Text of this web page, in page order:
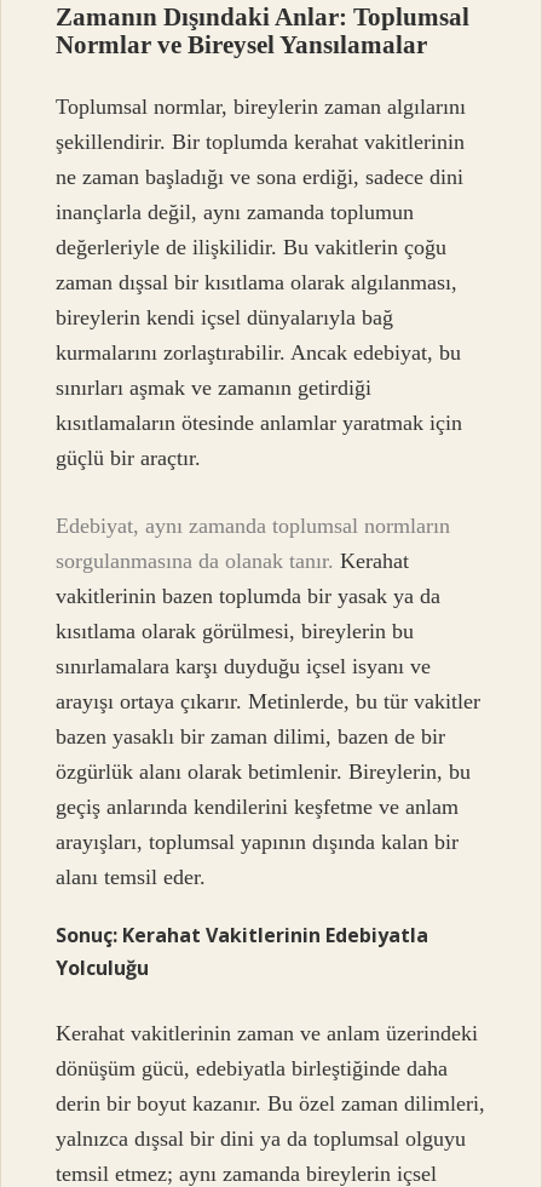
Zamanın Dışındaki Anlar: Toplumsal
Normlar ve Bireysel Yansılamalar
Toplumsal normlar, bireylerin zaman algılarını
şekillendirir. Bir toplumda kerahat vakitlerinin
ne zaman başladığı ve sona erdiği, sadece dini
inançlarla değil, aynı zamanda toplumun
değerleriyle de ilişkilidir. Bu vakitlerin çoğu
zaman dışsal bir kısıtlama olarak algılanması,
bireylerin kendi içsel dünyalarıyla bağ
kurmalarını zorlaştırabilir. Ancak edebiyat, bu
sınırları aşmak ve zamanın getirdiği
kısıtlamaların ötesinde anlamlar yaratmak için
güçlü bir araçtır.
Edebiyat, aynı zamanda toplumsal normların
sorgulanmasına da olanak tanır. Kerahat
vakitlerinin bazen toplumda bir yasak ya da
kısıtlama olarak görülmesi, bireylerin bu
sınırlamalara karşı duyduğu içsel isyanı ve
arayışı ortaya çıkarır. Metinlerde, bu tür vakitler
bazen yasaklı bir zaman dilimi, bazen de bir
özgürlük alanı olarak betimlenir. Bireylerin, bu
geçiş anlarında kendilerini keşfetme ve anlam
arayışları, toplumsal yapının dışında kalan bir
alanı temsil eder.
Sonuç: Kerahat Vakitlerinin Edebiyatla
Yolculuğu
Kerahat vakitlerinin zaman ve anlam üzerindeki
dönüşüm gücü, edebiyatla birleştiğinde daha
derin bir boyut kazanır. Bu özel zaman dilimleri,
yalnızca dışsal bir dini ya da toplumsal olguyu
temsil etmez; aynı zamanda bireylerin içsel